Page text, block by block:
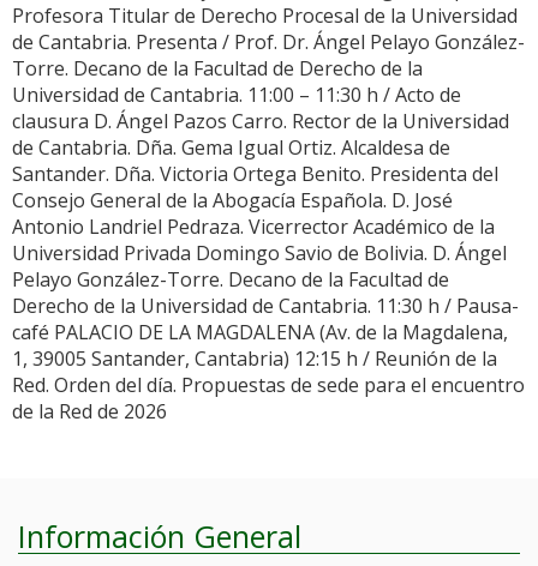
Profesora Titular de Derecho Procesal de la Universidad
de Cantabria. Presenta / Prof. Dr. Ángel Pelayo González-
Torre. Decano de la Facultad de Derecho de la
Universidad de Cantabria. 11:00 – 11:30 h / Acto de
clausura D. Ángel Pazos Carro. Rector de la Universidad
de Cantabria. Dña. Gema Igual Ortiz. Alcaldesa de
Santander. Dña. Victoria Ortega Benito. Presidenta del
Consejo General de la Abogacía Española. D. José
Antonio Landriel Pedraza. Vicerrector Académico de la
Universidad Privada Domingo Savio de Bolivia. D. Ángel
Pelayo González-Torre. Decano de la Facultad de
Derecho de la Universidad de Cantabria. 11:30 h / Pausa-
café PALACIO DE LA MAGDALENA (Av. de la Magdalena,
1, 39005 Santander, Cantabria) 12:15 h / Reunión de la
Red. Orden del día. Propuestas de sede para el encuentro
de la Red de 2026
Información General